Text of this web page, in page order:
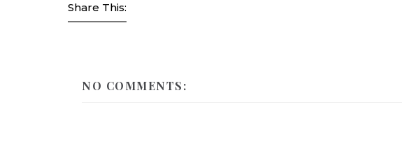
Share This:
NO COMMENTS: